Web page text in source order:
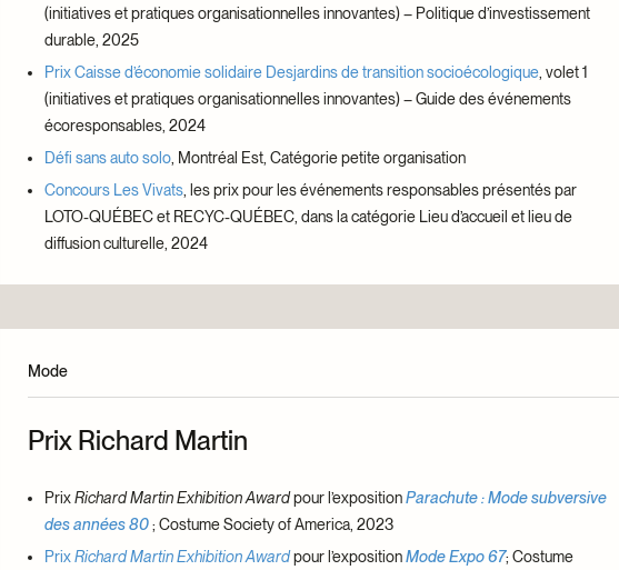
(initiatives et pratiques organisationnelles innovantes) – Politique d’investissement
durable, 2025
Prix Caisse d’économie solidaire Desjardins de transition socioécologique , volet 1
(initiatives et pratiques organisationnelles innovantes) – Guide des événements
écoresponsables, 2024
Défi sans auto solo , Montréal Est, Catégorie petite organisation
Concours Les Vivats , les prix pour les événements responsables présentés par
LOTO-QUÉBEC et RECYC-QUÉBEC, dans la catégorie Lieu d’accueil et lieu de
diffusion culturelle, 2024
Mode
Prix Richard Martin
PrixRichard Martin Exhibition Awardpour l’expositionParachute : Mode subversive
des années 80; Costume Society of America, 2023
PrixRichard Martin Exhibition Awardpour l’expositionMode Expo 67; Costume